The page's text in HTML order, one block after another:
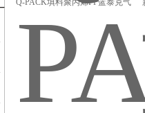
Q-PACK填料聚丙烯PP蓝泰克气
提塔洗涤塔高效填料